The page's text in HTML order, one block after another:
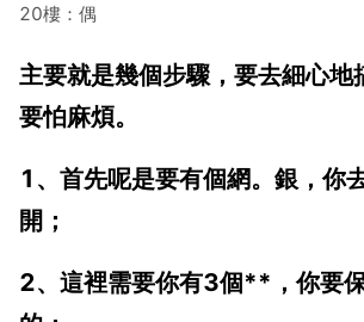
20樓：偶
主要就是幾個步驟，要去細心地
要怕麻煩。
1、首先呢是要有個網。銀，你
開；
2、這裡需要你有3個**，你要